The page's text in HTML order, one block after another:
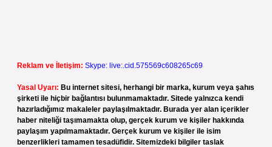
Reklam ve İletişim: Skype: live:.cid.575569c608265c69
Yasal Uyarı: Bu internet sitesi, herhangi bir marka, kurum veya şahıs
şirketi ile hiçbir bağlantısı bulunmamaktadır. Sitede yalnızca kendi
hazırladığımız makaleler paylaşılmaktadır. Burada yer alan içerikler
haber niteliği taşımamakta olup, gerçek kurum ve kişiler hakkında
paylaşım yapılmamaktadır. Gerçek kurum ve kişiler ile isim
benzerlikleri tamamen tesadüfidir. Sitemizdeki bilgiler taslak